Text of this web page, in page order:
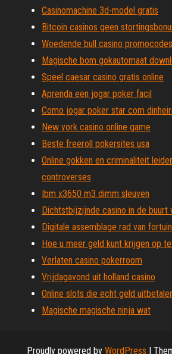
Casinomachine 3d-model gratis
Bitcoin casinos geen
Woedende bull casino
Magische bom gokautomaat
Speel caesar casino gratis online
Aprenda een jogar poker facil
Como jogar poker star com
New york casino online game
Beste freeroll pokersites usa
Online gokken en criminaliteit
controverses
Ibm x3650 m3 dimm sleuven
Dichtstbijzijnde casino in de buurt
Digitale assemblage rad van
Hoe u meer geld kunt krijgen op
Verlaten casino pokerroom
Vrijdagavond uit holland casino
Online slots die echt geld
Magische magische ninja wat
Proudly powered by WordPress |